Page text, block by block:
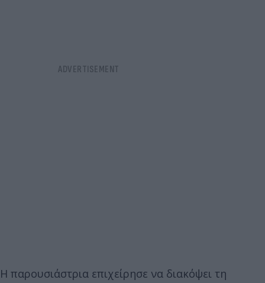
Η παρουσιάστρια επιχείρησε να διακόψει τη